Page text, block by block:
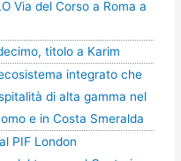
Via del Corso a Roma a
titolo a Karim
integrato che
di alta gamma nel
e in Costa Smeralda
PIF London